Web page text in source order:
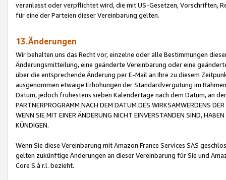
veranlasst oder verpflichtet wird, die mit US-Gesetzen, Vorschriften,
für eine der Parteien dieser Vereinbarung gelten.
13.Änderungen
Wir behalten uns das Recht vor, einzelne oder alle Bestimmungen
Änderungsmitteilung, eine geänderte Vereinbarung oder eine
über die entsprechende Änderung per E-Mail an Ihre zu diesem
ausgenommen etwaige Erhöhungen der Standardvergütung im
Datum, jedoch frühestens sieben Kalendertage nach dem Datum, an
PARTNERPROGRAMM NACH DEM DATUM DES WIRKSAMWERDENS
WENN SIE MIT EINER ÄNDERUNG NICHT EINVERSTANDEN SIND,
KÜNDIGEN.
Wenn Sie diese Vereinbarung mit Amazon France Services SAS
gelten zukünftige Änderungen an dieser Vereinbarung für Sie und
Core S.à r.l. bezieht.